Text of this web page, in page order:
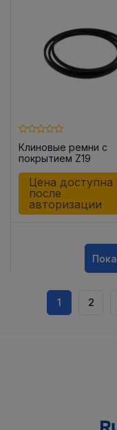
Клиновые ремни с
покрытием Z19
Цена доступна
после
авторизации
1 2